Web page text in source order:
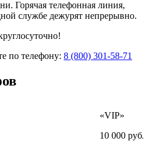
Горячая телефонная линия,
службе дежурят непрерывно.
по телефону: 8 (800) 301-58-71
«VIP»
10 000